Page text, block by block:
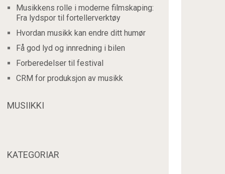
Musikkens rolle i moderne filmskaping:
Fra lydspor til fortellerverktøy
Hvordan musikk kan endre ditt humør
Få god lyd og innredning i bilen
Forberedelser til festival
CRM for produksjon av musikk
MUSIIKKI
KATEGORIAR